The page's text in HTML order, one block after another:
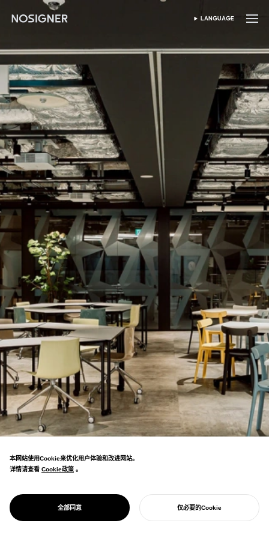
首页 SELECT LANGUAGE
LANGUAGE
NANA LV. 横滨地
标数据实验室
在横滨地标大厦7楼开设的横滨市立大学数据
科学研究生院卫星校区。
本网站使用Cookie来优化用户体验和改进网站。
详情请查看 Cookie政策
Cookie政策 。
全部同意 仅必要的Cookie